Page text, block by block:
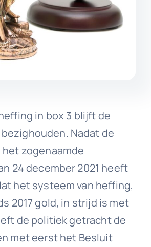
in box 3 blijft de
Nadat de
het zogenaamde
24 december 2021 heeft
het systeem van heffing,
2017 gold, in strijd is met
de politiek getracht de
met eerst het Besluit